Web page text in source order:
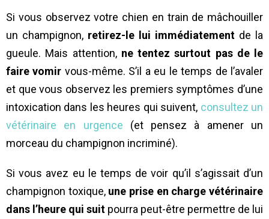
Si vous observez votre chien en train de mâchouiller
un champignon, retirez-le lui immédiatement de la
gueule. Mais attention, ne tentez surtout pas de le
faire vomir vous-même. S’il a eu le temps de l’avaler
et que vous observez les premiers symptômes d’une
intoxication dans les heures qui suivent, consultez un
vétérinaire en urgence (et pensez à amener un
morceau du champignon incriminé).
Si vous avez eu le temps de voir qu’il s’agissait d’un
champignon toxique, une prise en charge vétérinaire
dans l’heure qui suit pourra peut-être permettre de lui